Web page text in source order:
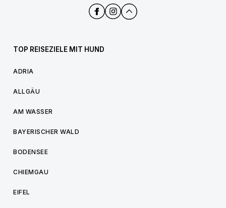
TOP REISEZIELE MIT HUND
ADRIA
ALLGÄU
AM WASSER
BAYERISCHER WALD
BODENSEE
CHIEMGAU
EIFEL